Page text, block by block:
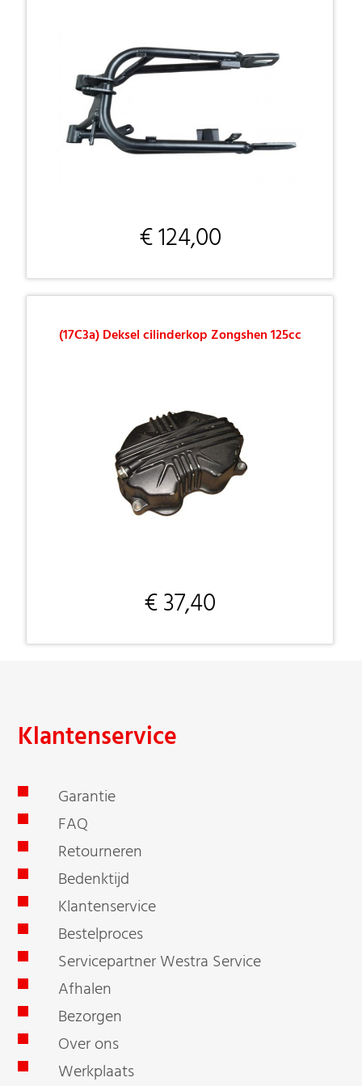
€ 124,00
(17C3a) Deksel cilinderkop Zongshen 125cc
€ 37,40
Klantenservice
Garantie
FAQ
Retourneren
Bedenktijd
Klantenservice
Bestelproces
Servicepartner Westra Service
Afhalen
Bezorgen
Over ons
Werkplaats